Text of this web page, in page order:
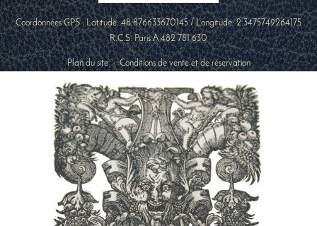
Coordonnées GPS : Latitude:48.876633670145/ Longitude:2.3475749264175
R.C.S. Paris A 482 781 630
Plan du site-Conditions de vente et de réservation